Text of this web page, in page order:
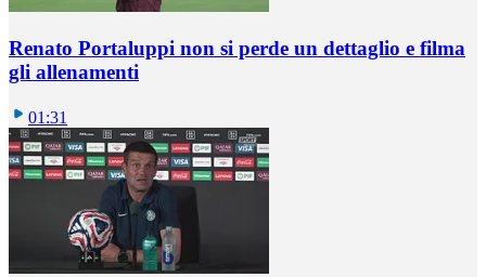
Renato Portaluppi non si perde un dettaglio e filma
gli allenamenti
01:31